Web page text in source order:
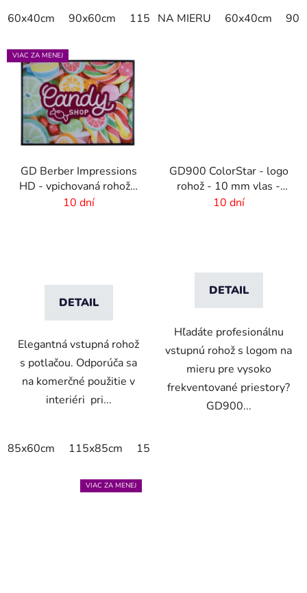
60x40cm 90x60cm 115x115cm 150x100cm
NA MIERU 60x40cm
VIAC ZA MENEJ
GD Berber Impressions
HD - vpichovaná rohož s
logom
10 dní
DETAIL
Elegantná vstupná rohož
s potlačou. Odporúča sa
na komerčné použitie v
interiéri pri...
85x60cm 115x85cm 150x85cm
GD900 ColorStar - logo
rohož - 10 mm vlas -
rozmer na mieru
10 dní
DETAIL
Hľadáte profesionálnu
vstupnú rohož s logom na
mieru pre vysoko
frekventované priestory?
GD900...
VIAC ZA MENEJ